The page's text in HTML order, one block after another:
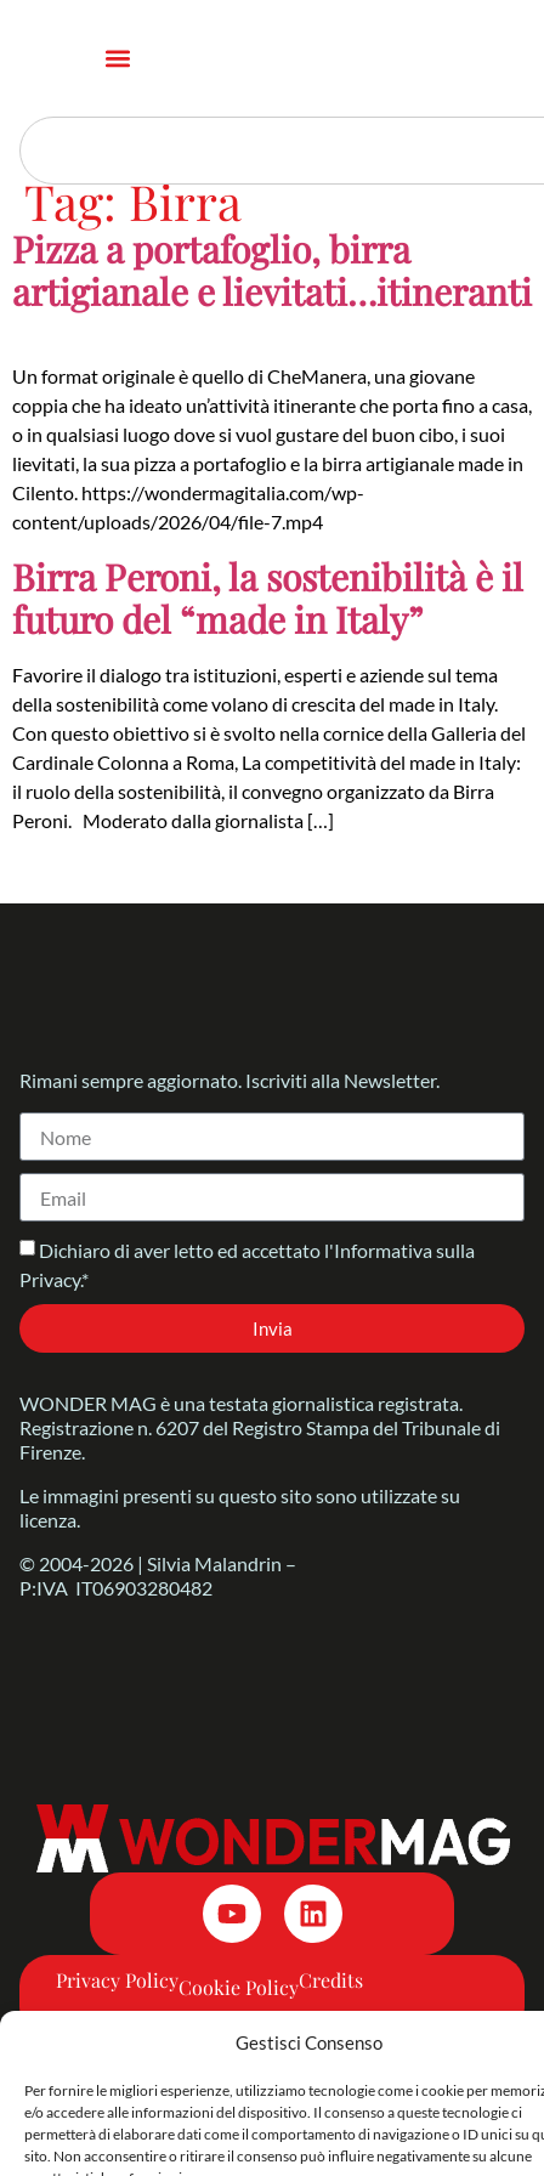
Gestisci Consenso
Per fornire le migliori esperienze, utilizziamo tecnologie come i cookie per
e/o accedere alle informazioni del dispositivo. Il consenso a queste tecnologie ci
permetterà di elaborare dati come il comportamento di navigazione o ID unici su
sito. Non acconsentire o ritirare il consenso può influire negativamente su alcune
Tag:Birra
Pizza a portafoglio, birra
artigianale e lievitati…itineranti
Un format originale è quello di CheManera, una giovane
coppia che ha ideato un’attività itinerante che porta fino a casa,
o in qualsiasi luogo dove si vuol gustare del buon cibo, i suoi
lievitati, la sua pizza a portafoglio e la birra artigianale made in
Cilento. https://wondermagitalia.com/wp-
content/uploads/2026/04/file-7.mp4
Birra Peroni, la sostenibilità è il
futuro del “made in Italy”
Favorire il dialogo tra istituzioni, esperti e aziende sul tema
della sostenibilità come volano di crescita del made in Italy.
Con questo obiettivo si è svolto nella cornice della Galleria del
Cardinale Colonna a Roma, La competitività del made in Italy:
il ruolo della sostenibilità, il convegno organizzato da Birra
Peroni. Moderato dalla giornalista […]
Rimani sempre aggiornato. Iscriviti alla Newsletter.
Dichiaro di aver letto ed accettato l'Informativa sulla
Privacy.*
Invia
WONDER MAG è una testata giornalistica registrata.
Registrazione n. 6207 del Registro Stampa del Tribunale di
Firenze.
Le immagini presenti su questo sito sono utilizzate su
licenza.
© 2004-2026 | Silvia Malandrin –
P:IVA IT06903280482
Privacy PolicyCookie PolicyCredits